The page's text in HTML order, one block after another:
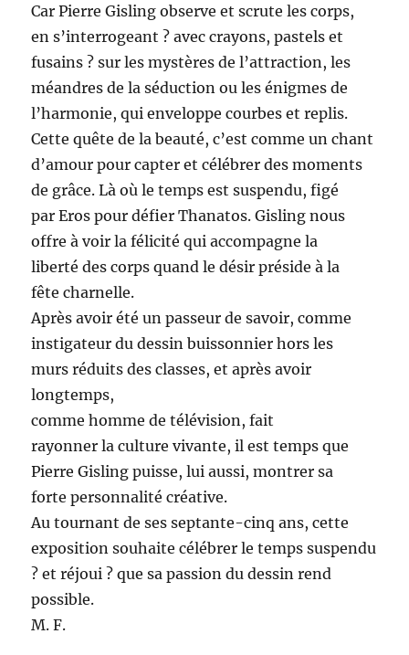
Car Pierre Gis­ling observe et scrute les corps,
en s’in­ter­ro­geant ? avec crayons, pas­tels et
fusains ? sur les mys­tères de l’at­trac­tion, les
méan­dres de la séduc­tion ou les énigmes de
l’har­monie, qui enveloppe courbes et replis.
Cette quête de la beauté, c’est comme un chant
d’amour pour capter et célébr­er des moments
de grâce. Là où le temps est sus­pendu, figé
par Eros pour défi­er Thanatos. Gis­ling nous
offre à voir la félic­ité qui accom­pa­gne la
lib­erté des corps quand le désir pré­side à la
fête charnelle.
Après avoir été un passeur de savoir, comme
insti­ga­teur du dessin buis­son­nier hors les
murs réduits des class­es, et après avoir
longtemps,
comme homme de télévi­sion, fait
ray­on­ner la cul­ture vivante, il est temps que
Pierre Gis­ling puisse, lui aus­si, mon­tr­er sa
forte per­son­nal­ité créative.
Au tour­nant de ses sep­tante-cinq ans, cette
expo­si­tion souhaite célébr­er le temps suspendu
? et réjoui ? que sa pas­sion du dessin rend
possible.
M. F.